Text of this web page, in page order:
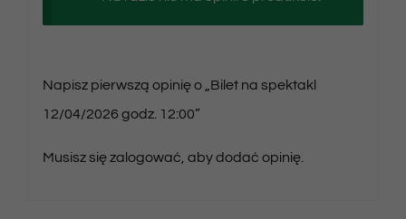
Napisz pierwszą opinię o „Bilet na spektakl
12/04/2026 godz. 12:00”
Musisz sięzalogować , aby dodać opinię.